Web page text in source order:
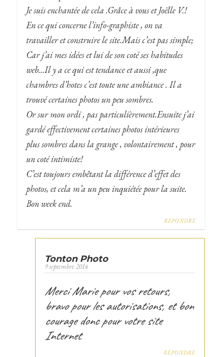
Je suis enchantée de cela .Grâce à vous et Joëlle V.!
En ce qui concerne l’info-graphiste , on va
travailler et construire le site.Mais c’est pas simple;
Car j’ai mes idées et lui de son coté ses habitudes
web…Il y a ce qui est tendance et aussi ,que
chambres d’hotes c’est toute une ambiance . Il a
trouvé certaines photos un peu sombres.
Or sur mon ordi , pas particulièrement.Ensuite j’ai
gardé effectivement certaines photos intérieures
plus sombres dans la grange , volontairement , pour
un coté intimiste!
C’est toujours embêtant la différence d’effet des
photos, et cela m’a un peu inquiétée pour la suite.
Bon week end.
RÉPONDRE
Tonton Photo
9 septembre 2014
Merci Marie pour vos retours,
bravo pour les autorisations, et bon
courage donc pour votre site
Internet
RÉPONDRE